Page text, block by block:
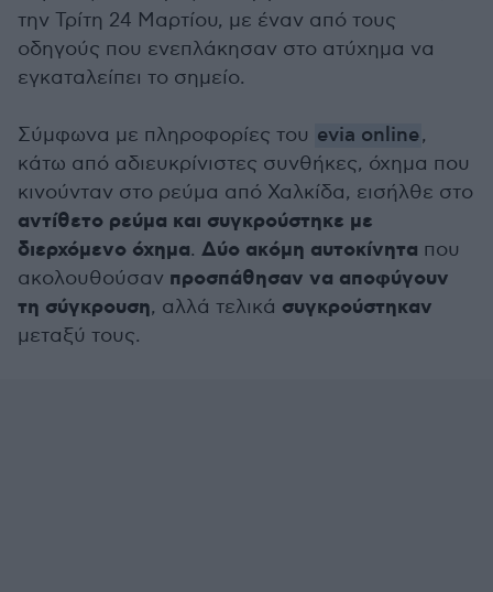
την Τρίτη 24 Μαρτίου, με έναν από τους
οδηγούς που ενεπλάκησαν στο ατύχημα να
εγκαταλείπει το σημείο.
Σύμφωνα με πληροφορίες του evia online,
κάτω από αδιευκρίνιστες συνθήκες, όχημα που
κινούνταν στο ρεύμα από Χαλκίδα, εισήλθε στο
αντίθετο ρεύμα και συγκρούστηκε με
διερχόμενο όχημα. Δύο ακόμη αυτοκίνητα που
ακολουθούσαν προσπάθησαν να αποφύγουν
τη σύγκρουση, αλλά τελικά συγκρούστηκαν
μεταξύ τους.